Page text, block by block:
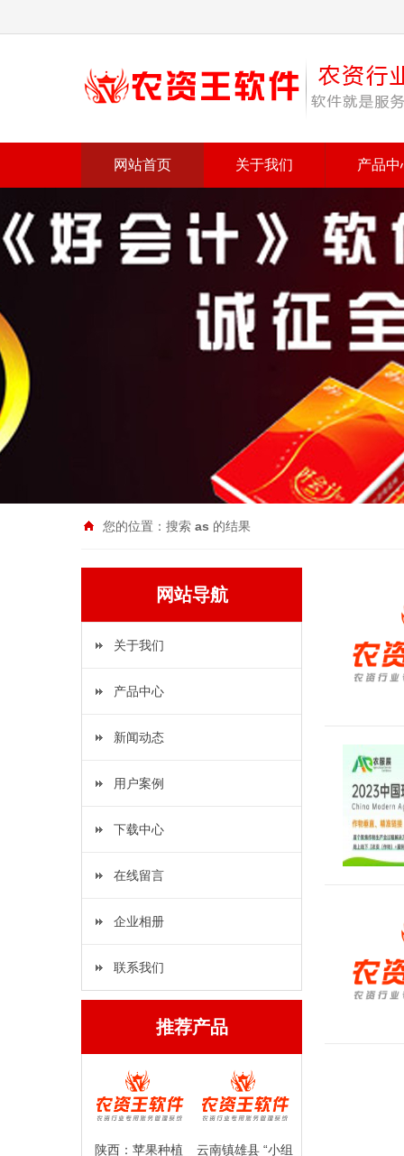
网站首页 关于我们 产品中
您的位置：搜索 as 的结果
网站导航
关于我们
产品中心
新闻动态
用户案例
下载中心
在线留言
企业相册
联系我们
推荐产品
陕西：苹果种植
云南镇雄县 “小组